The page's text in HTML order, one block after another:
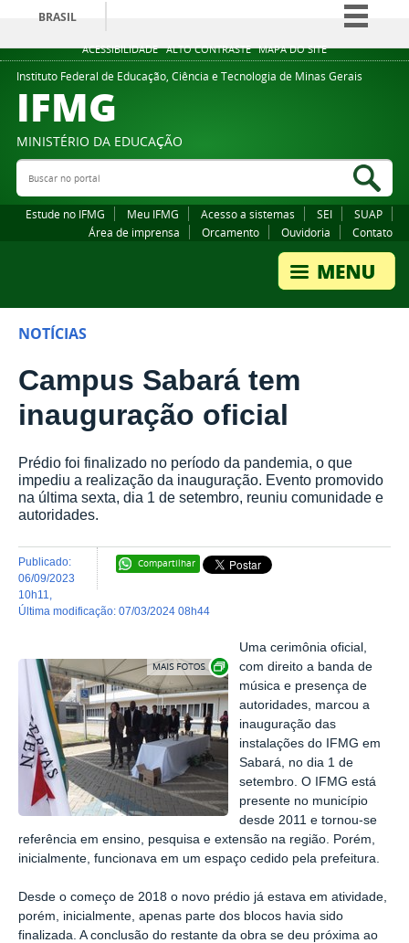
ACESSIBILIDADE ALTO CONTRASTE MAPA DO SITE
BRASIL
Simplifique!
Comunica BR
Legislação
Instituto Federal de Educação, Ciência e Tecnologia de Minas Gerais
IFMG
MINISTÉRIO DA EDUCAÇÃO
Buscar no portal
Estude no IFMG Meu IFMG Acesso a sistemas SEI
SUAP
Área de imprensa
Orcamento Ouvidoria Contato
NOTÍCIAS
Campus Sabará tem
inauguração oficial
Prédio foi finalizado no período da pandemia, o que
impediu a realização da inauguração. Evento promovido
na última sexta, dia 1 de setembro, reuniu comunidade e
autoridades.
Compartilhar
publicado:
06/09/2023
10h11
última modificação: 07/03/2024 08h44
Exibir carrossel de imagens
Uma cerimônia oficial,
com direito a banda de
música e presença de
autoridades, marcou a
inauguração das
instalações do IFMG em
Sabará, no dia 1 de
setembro. O IFMG está
presente no município
desde 2011 e tornou-se
referência em ensino, pesquisa e extensão na região. Porém,
inicialmente, funcionava em um espaço cedido pela prefeitura.
Desde o começo de 2018 o novo prédio já estava em atividade,
porém, inicialmente, apenas parte dos blocos havia sido
finalizada. A conclusão do restante da obra se deu próxima ao